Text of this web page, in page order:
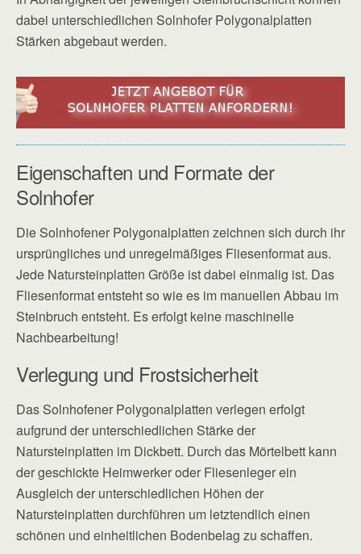
dabei unterschiedlichen Solnhofer Polygonalplatten
Stärken abgebaut werden.
Eigenschaften und Formate der
Solnhofer
Die Solnhofener Polygonalplatten zeichnen sich durch ihr
ursprüngliches und unregelmäßiges Fliesenformat aus.
Jede Natursteinplatten Größe ist dabei einmalig ist. Das
Fliesenformat entsteht so wie es im manuellen Abbau im
Steinbruch entsteht. Es erfolgt keine maschinelle
Nachbearbeitung!
Verlegung und Frostsicherheit
Das Solnhofener Polygonalplatten verlegen erfolgt
aufgrund der unterschiedlichen Stärke der
Natursteinplatten im Dickbett. Durch das Mörtelbett kann
der geschickte Heimwerker oder Fliesenleger ein
Ausgleich der unterschiedlichen Höhen der
Natursteinplatten durchführen um letztendlich einen
schönen und einheitlichen Bodenbelag zu schaffen.